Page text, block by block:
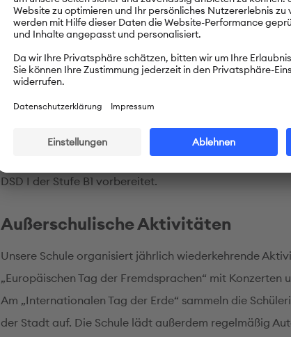
Deutschunterricht an der Schule
Unterrichtsstunden pro Woche angeboten. Inzwischen
auch einen Deutschraum, der nur dem
deutsche Materialien, einen Videoprojektor und einen
werden die Schülerinnen und Schüler auf die
DSD I der Stufe B1 vorbereitet.
Außerschulische Aktivitäten
Unsere Schule organisiert jährlich wiederkehrende
„Europäischen Tag der Fremdsprachen“ mit Konzerten
Am „Internationalen Tag der Erde“ sammeln die
der Stadt auf. Die Schule lädt außerdem regelmäßig